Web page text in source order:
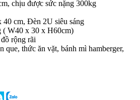
chịu được sức nặng 300kg
40 cm, Đèn 2U siêu sáng
( W40 x 30 x H60cm)
rộng rãi
que, thức ăn vặt, bánh mì hamberger,